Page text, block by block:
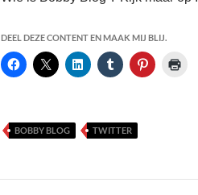
DEEL DEZE CONTENT EN MAAK MIJ BLIJ.
BOBBY BLOG TWITTER